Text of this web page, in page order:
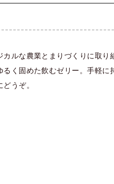
ルな農業とまりづくりに取り
く固めた飲むゼリー。手軽に
うぞ。